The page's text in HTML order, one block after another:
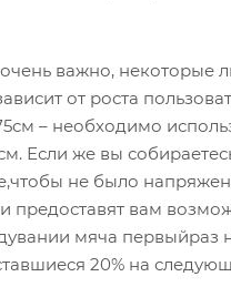
важно, некоторые
от роста
– необходимо
Если же вы
не было
вам
мяча первыйраз
20% на